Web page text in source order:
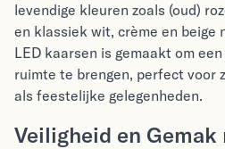
levendige kleuren zoals (oud)
en klassiek wit, crème en beige
LED kaarsen is gemaakt om
ruimte te brengen, perfect voor
als feestelijke gelegenheden.
Veiligheid en Gemak